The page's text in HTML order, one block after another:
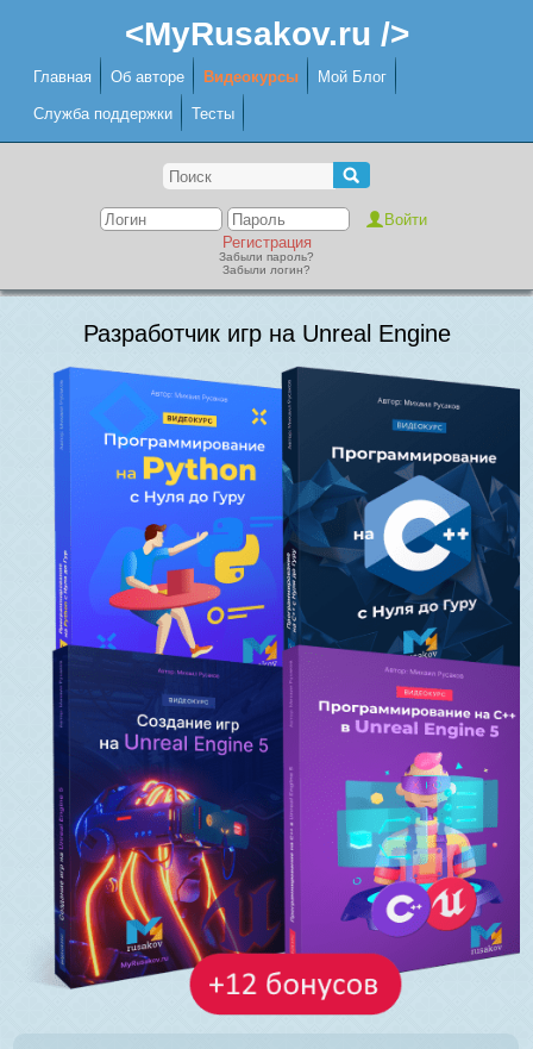
<MyRusakov.ru />
Главная Об авторе Видеокурсы Мой Блог
Служба поддержки Тесты
Регистрация
Забыли пароль?
Забыли логин?
Разработчик игр на Unreal Engine